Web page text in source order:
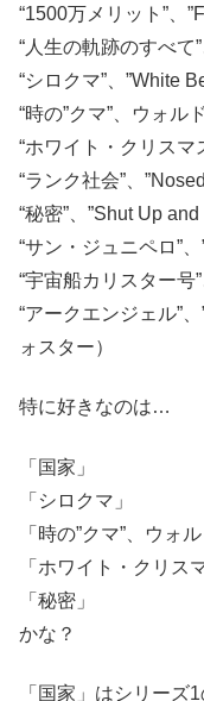
“1500万メリット”、
“人生の軌跡のすべて
“シロクマ”、”White
“時の”クマ”、ウォル
“ホワイト・クリスマ
“ランク社会”、
“秘密”、”Shut Up
“サン・ジュニペロ”
“宇宙船カリスター号
“アークエンジェル”
ォスター）
特に好きなのは…
「国家」
「シロクマ」
「時の”クマ”、ウォル
「ホワイト・クリス
「秘密」
かな？
「国家」はシリーズ